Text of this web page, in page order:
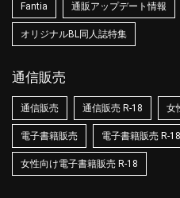
Fantia 通販アップデート情報
オリジナルBL同人誌特集
通信販売
通信販売 通信販売 R-18 女
電子書籍販売 電子書籍販売 R-18
女性向け電子書籍販売 R-18